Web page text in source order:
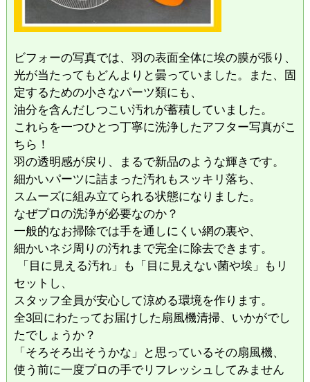
​ビフォーの写真では、羽の表面全体に埃の膜が張り、
光が当たってもどんよりと曇っていました。また、固
定するための小さなパーツ類にも、
油分を含んだしつこい汚れが蓄積していました。
​これらを一つひとつ丁寧に洗浄したアフター写真がこ
ちら！
羽の透明感が戻り、まるで新品のような輝きです。
細かいパーツに詰まった汚れもスッキリ落ち、
スムーズに組み立てられる状態になりました。
​なぜプロの洗浄が必要なのか？
​一般的なお掃除では手を通しにくい網の裏や、
細かいネジ周りの汚れまで完全に除去できます。
​ 「目に見える汚れ」も「目に見えない菌や埃」もリ
セットし、
スタッフ全員が安心して涼める環境を作ります。
​全3回にわたってお届けした扇風機清掃、いかがでし
たでしょうか？
「そろそろ出そうかな」と思っているその扇風機、
使う前に一度プロの手でリフレッシュしてみません